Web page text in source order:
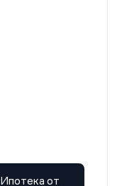
Ипотека от